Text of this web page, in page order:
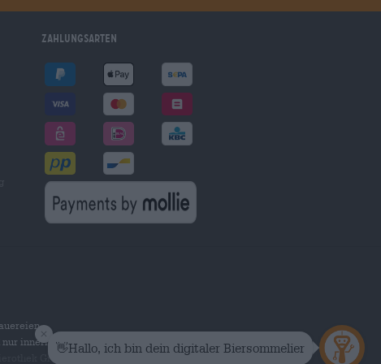
Zahlungsarten
innerhalb Deutschlands.
Group GmbH. Alle Rechte vorbehalten.